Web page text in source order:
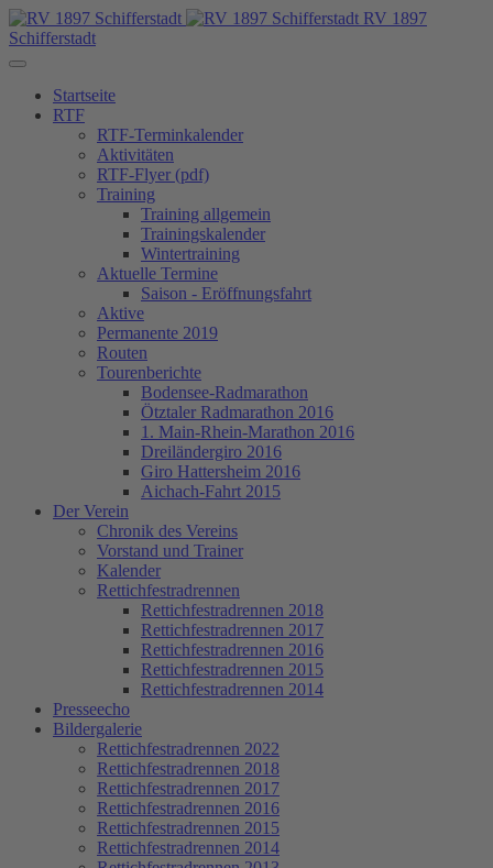
RV 1897
Schifferstadt
Startseite
RTF
RTF-Terminkalender
Aktivitäten
RTF-Flyer (pdf)
Training
Training allgemein
Trainingskalender
Wintertraining
Aktuelle Termine
Saison - Eröffnungsfahrt
Aktive
Permanente 2019
Routen
Tourenberichte
Bodensee-Radmarathon
Ötztaler Radmarathon 2016
1. Main-Rhein-Marathon 2016
Dreiländergiro 2016
Giro Hattersheim 2016
Aichach-Fahrt 2015
Der Verein
Chronik des Vereins
Vorstand und Trainer
Kalender
Rettichfestradrennen
Rettichfestradrennen 2018
Rettichfestradrennen 2017
Rettichfestradrennen 2016
Rettichfestradrennen 2015
Rettichfestradrennen 2014
Presseecho
Bildergalerie
Rettichfestradrennen 2022
Rettichfestradrennen 2018
Rettichfestradrennen 2017
Rettichfestradrennen 2016
Rettichfestradrennen 2015
Rettichfestradrennen 2014